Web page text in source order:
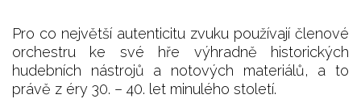
Pro co největší autenticitu zvuku používají členové
orchestru ke své hře výhradně historických
hudebních nástrojů a notových materiálů, a to
právě z éry 30. – 40. let minulého století.